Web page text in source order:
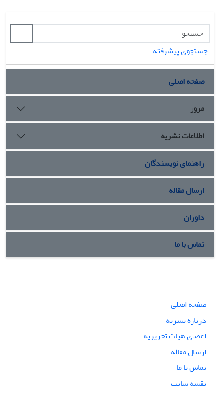
جستجوی پیشرفته
صفحه اصلی
مرور
اطلاعات نشریه
راهنمای نویسندگان
ارسال مقاله
داوران
تماس با ما
صفحه اصلی
درباره نشریه
اعضای هیات تحریریه
ارسال مقاله
تماس با ما
نقشه سایت